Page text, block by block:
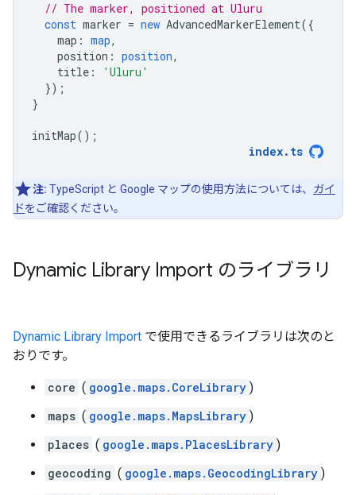
// The marker, positioned at Uluru
const marker = new AdvancedMarkerElement({
map : map,
position : position,
title :
'Uluru'
});
}
initMap();
index. ts
注: TypeScript と Google マップの使用方法については、 ガイ
ドをご確認ください。
Dynamic Library Import のライブラリ
Dynamic Library Import で使用できるライブラリは次のと
おりです。
core ( google.maps.CoreLibrary )
maps ( google.maps.MapsLibrary )
places ( google.maps.PlacesLibrary )
geocoding ( google.maps.GeocodingLibrary )